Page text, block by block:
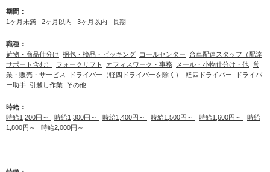
期間：
1ヶ月未満
2ヶ月以内 3ヶ月以内 長期
職種：
荷物・商品仕分け 梱包・検品・ピッキング コールセンター
台車配達スタッフ（配達
サポート含む）
フォークリフト オフィスワーク・事務 メール・小物仕分け・他 営
業・販売・サービス
ドライバー（軽四ドライバーを除く） 軽四ドライバー
ドライバ
ー助手 引越し作業 その他
時給：
時給1,200円～
時給1,300円～ 時給1,400円～ 時給1,500円～ 時給1,600円～
時給
1,800円～
時給2,000円～